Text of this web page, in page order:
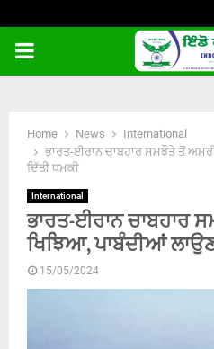
PRIMARY
Home News
International
ਭਾਰਤ-ਈਰਾਨ ਚਾਬਹਾਰ ਸਮਝੌਤੇ ਤੋਂ
ਦਿੱਤੀ ਧਮਕੀ
International
ਭਾਰਤ-ਈਰਾਨ ਚਾਬਹਾਰ
ਖਿਝਿਆ, ਪਾਬੰਦੀਆਂ
15/05/2024